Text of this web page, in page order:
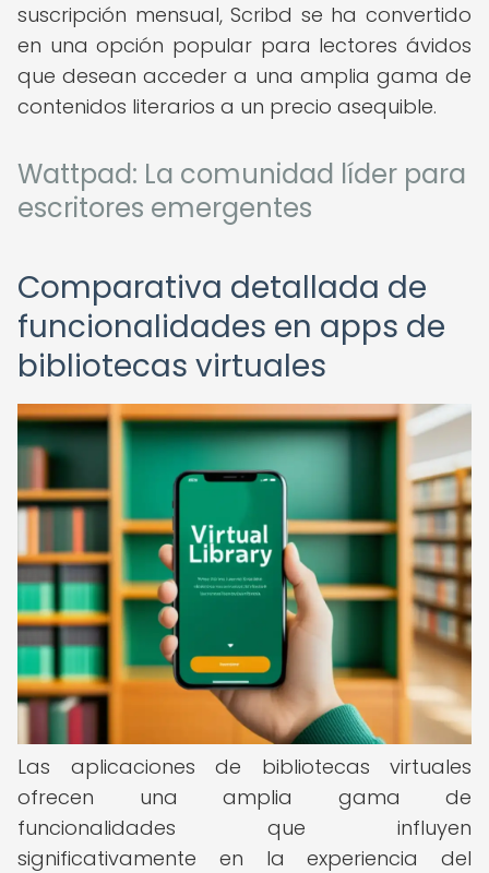
suscripción mensual, Scribd se ha convertido
en una opción popular para lectores ávidos
que desean acceder a una amplia gama de
contenidos literarios a un precio asequible.
Wattpad: La comunidad líder para
escritores emergentes
Comparativa detallada de
funcionalidades en apps de
bibliotecas virtuales
Las aplicaciones de bibliotecas virtuales
ofrecen una amplia gama de
funcionalidades que influyen
significativamente en la experiencia del